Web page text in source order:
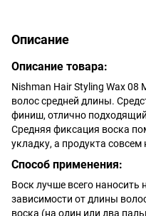
Описание
Описание товара:
Nishman Hair Styling Wax 08
волос средней длины.
финиш, отлично
Средняя фиксация воска
укладку, а продукта совсем
Способ применения:
Воск лучше всего наносить
зависимости от длины
воска (на один или два